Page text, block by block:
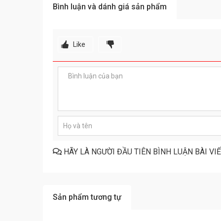
Bình luận và dánh giá sản phẩm
Like
HÃY LÀ NGƯỜI ĐẦU TIÊN BÌNH LUẬN BÀI
Sản phẩm tương tự